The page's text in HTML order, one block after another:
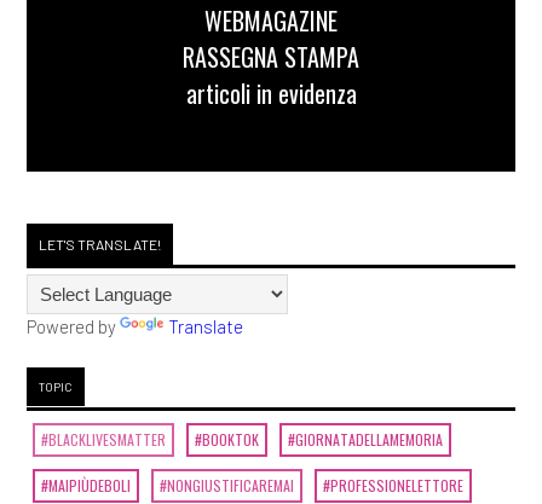
In the end. Una biografia
non ufficiale di Chester
Costantino: un estratto
Gennaio 2022
[01]Con la mia valigia gialla,
di Stefania Bergo: un estratto
Dicembre 2021
WEBMAGAZINE
RASSEGNA STAMPA
articoli in evidenza
LET'S TRANSLATE!
Powered by Translate
TOPIC
#BLACKLIVESMATTER #BOOKTOK #GIORNATADELLAMEMORIA
#MAIPIÙDEBOLI #NONGIUSTIFICAREMAI #PROFESSIONELETTORE